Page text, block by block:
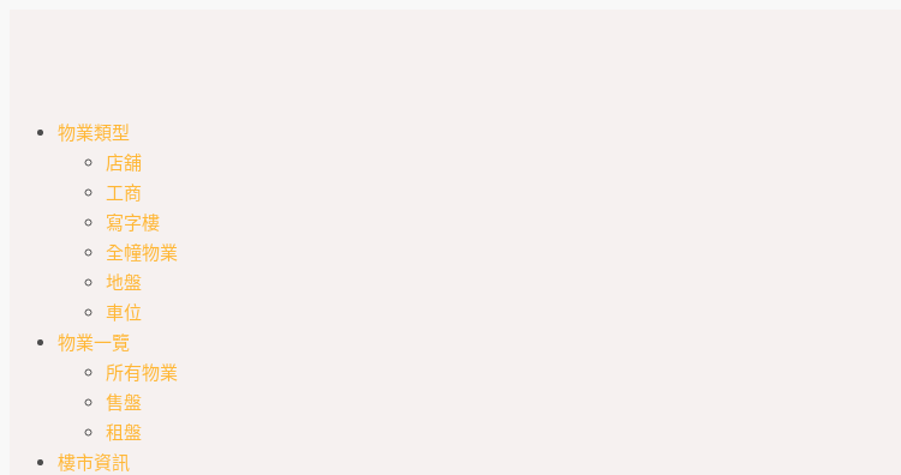
物業類型
店舖
工商
寫字樓
全幢物業
地盤
車位
物業一覽
所有物業
售盤
租盤
樓市資訊